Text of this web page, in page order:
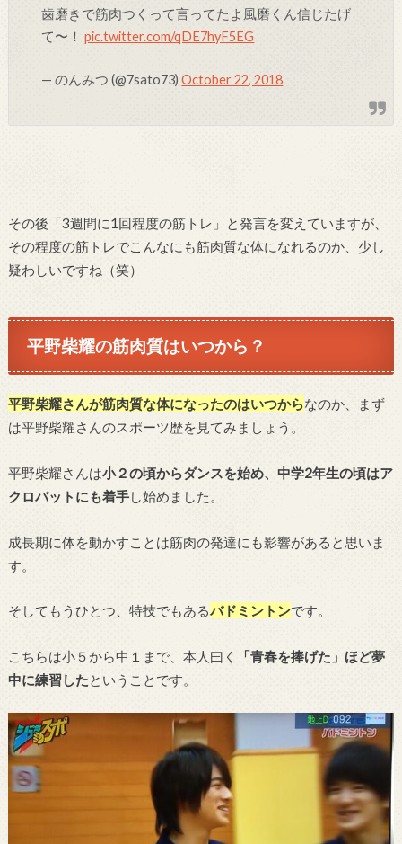
歯磨きで筋肉つくって言ってたよ風磨くん信じたげ
て〜！pic.twitter.com/qDE7hyF5EG
— のんみつ (@7sato73)October 22, 2018
その後「3週間に1回程度の筋トレ」と発言を変えていますが、
その程度の筋トレでこんなにも筋肉質な体になれるのか、少し
疑わしいですね（笑）
平野柴耀の筋肉質はいつから？
平野柴耀さんが筋肉質な体になったのはいつからなのか、まず
は平野柴耀さんのスポーツ歴を見てみましょう。
平野柴耀さんは小２の頃からダンスを始め、中学2年生の頃はア
クロバットにも着手し始めました。
成長期に体を動かすことは筋肉の発達にも影響があると思いま
す。
そしてもうひとつ、特技でもあるバドミントンです。
こちらは小５から中１まで、本人曰く
「青春を捧げた」ほど夢
中に練習したということです。